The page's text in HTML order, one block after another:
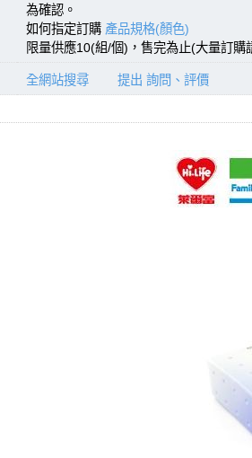
為確認。
如何指定訂購 產品規格(顏色)
限量供應10(組/個)，售完為止(大量訂購
全網站搜尋 提出 詢問、評價